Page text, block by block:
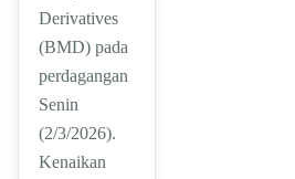
Derivatives
(BMD) pada
perdagangan
Senin
(2/3/2026).
Kenaikan